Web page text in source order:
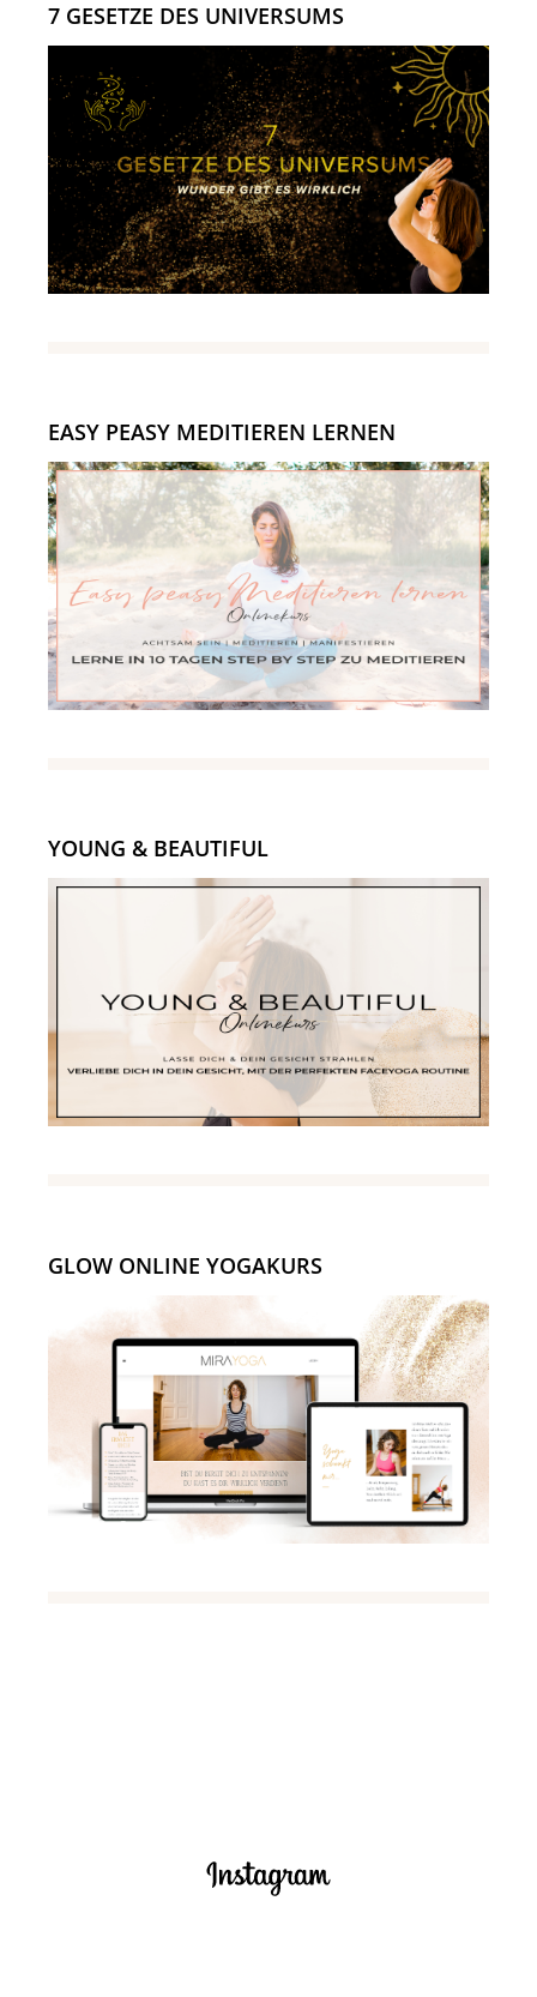
7 GESETZE DES UNIVERSUMS
EASY PEASY MEDITIEREN LERNEN
YOUNG & BEAUTIFUL
GLOW ONLINE YOGAKURS